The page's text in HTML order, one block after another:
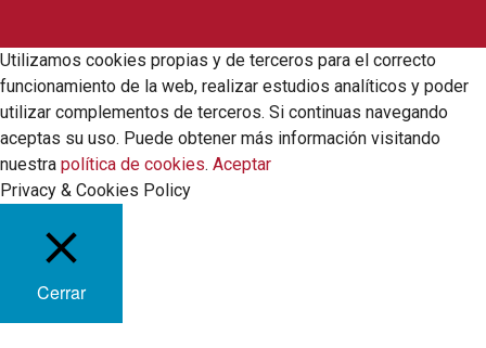
Utilizamos cookies propias y de terceros para el correcto
funcionamiento de la web, realizar estudios analíticos y poder
utilizar complementos de terceros. Si continuas navegando
aceptas su uso. Puede obtener más información visitando
nuestra política de cookies. Aceptar
Privacy & Cookies Policy
Cerrar